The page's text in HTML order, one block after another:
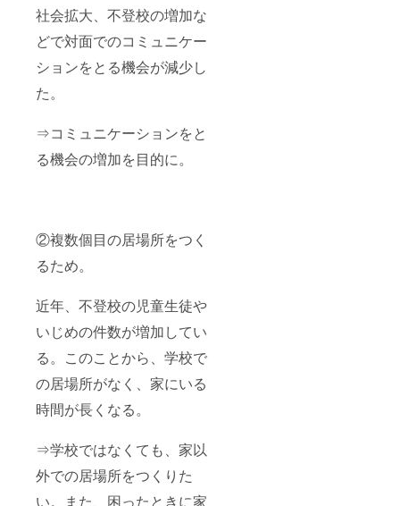
社会拡大、不登校の増加な
どで対面でのコミュニケー
ションをとる機会が減少し
た。
⇒コミュニケーションをと
る機会の増加を目的に。
②複数個目の居場所をつく
るため。
近年、不登校の児童生徒や
いじめの件数が増加してい
る。このことから、学校で
の居場所がなく、家にいる
時間が長くなる。
⇒学校ではなくても、家以
外での居場所をつくりた
い。また、困ったときに家